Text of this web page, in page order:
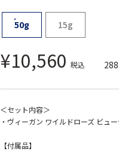
50g 15g
¥10,560 税込 288
＜セット内容＞
・ヴィーガン ワイルドローズ ビュ
【付属品】